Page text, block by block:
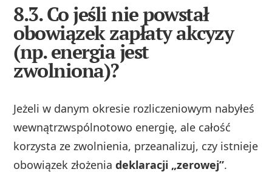
8.3. Co jeśli nie powstał
obowiązek zapłaty akcyzy
(np. energia jest
zwolniona)?
Jeżeli w danym okresie rozliczeniowym nabyłeś
wewnątrzwspólnotowo energię, ale całość
korzysta ze zwolnienia, przeanalizuj, czy istnieje
obowiązek złożeniadeklaracji „zerowej”.